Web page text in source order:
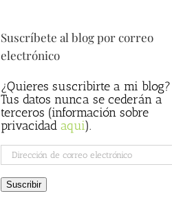
Suscríbete al blog por correo
electrónico
¿Quieres suscribirte a mi blog?
Tus datos nunca se cederán a
terceros (información sobre
privacidad aqui).
Dirección
de
correo
electrónico
Suscribir